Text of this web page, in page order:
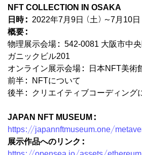
NFT COLLECTION IN OSAKA
日時： 2022年7月9日（土）〜7月10日
概要：
物理展示会場：542-0081 大阪市中
ガニックビル201
オンライン展示会場：日本NFT美術
前半：NFTについて
後半：クリエイティブコーディング
JAPAN NFT MUSEUM：
https://japannftmuseum.one/
展示作品へのリンク：